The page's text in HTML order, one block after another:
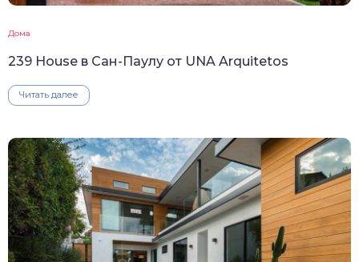
Дома
239 House в Сан-Паулу от UNA Arquitetos
Читать далее